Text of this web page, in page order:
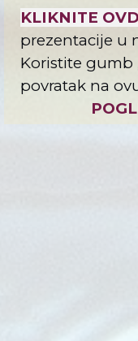
KLIKNITE
prezentacije u
Koristite gumb
povratak na